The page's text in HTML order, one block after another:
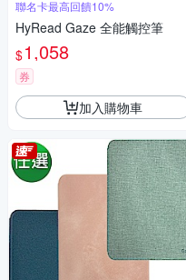
聯名卡最高回饋10%
HyRead Gaze 全能觸控筆
$1,058
券
加入購物車